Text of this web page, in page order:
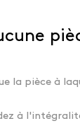
la pièce à
à